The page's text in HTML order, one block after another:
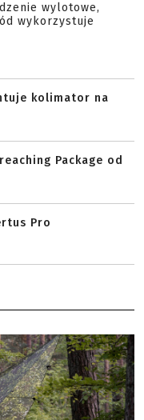
wylotowe,
wykorzystuje
kolimator na
Package od
Pro